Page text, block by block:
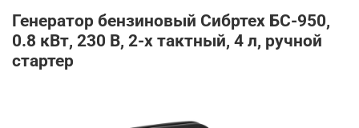
Генератор бензиновый Сибртех БС-950,
0.8 кВт, 230 В, 2-х тактный, 4 л, ручной
стартер